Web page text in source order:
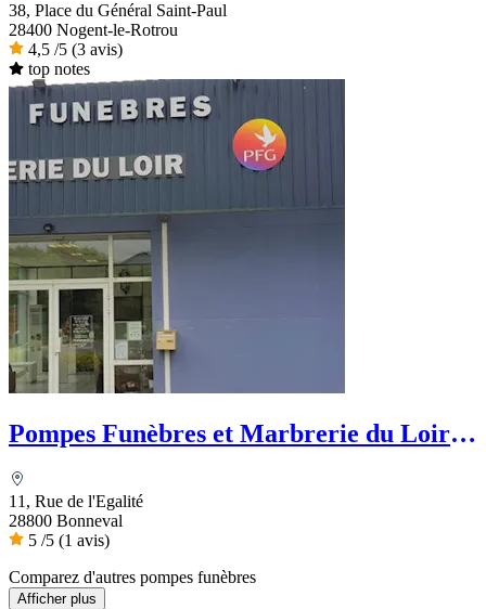
38, Place du Général Saint-Paul
28400 Nogent-le-Rotrou
4,5 /5 (3 avis)
top notes
Pompes Funèbres et Marbrerie du Loir -
11, Rue de l'Egalité
28800 Bonneval
5 /5 (1 avis)
Comparez d'autres pompes funèbres
Afficher plus